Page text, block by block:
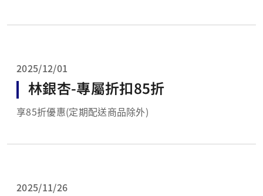
2025/12/01
林銀杏-專屬折扣85折
享85折優惠(定期配送商品除外)
2025/11/26